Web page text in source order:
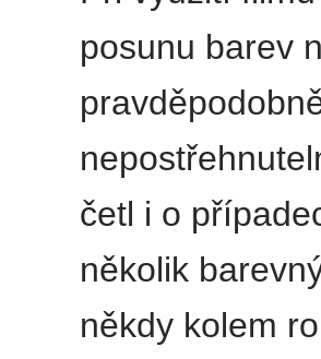
posunu barev
četl i o
několik
někdy kolem